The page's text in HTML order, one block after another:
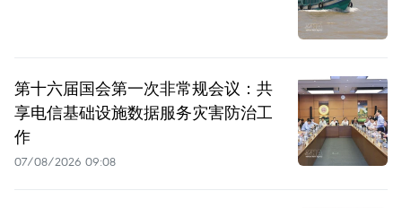
第十六届国会第一次非常规会议：共
享电信基础设施数据服务灾害防治工
作
07/08/2026 09:08